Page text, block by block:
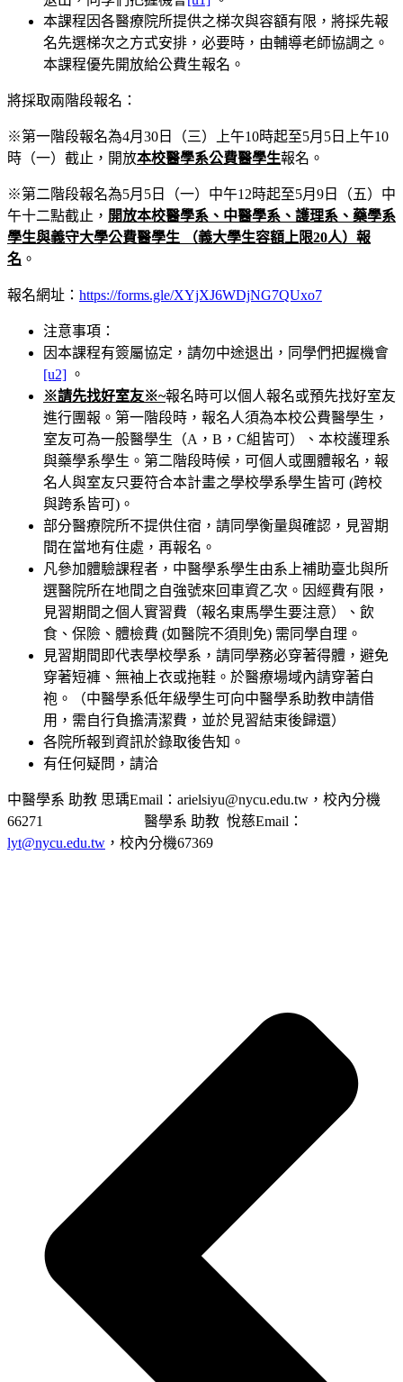
本課程因各醫療院所提供之梯次與容額有限，將採先報
名先選梯次之方式安排，必要時，由輔導老師協調之。
本課程優先開放給公費生報名。
將採取兩階段報名：
※第一階段報名為4月30日（三）上午10時起至5月5日上午10
時（一）截止，開放本校醫學系公費醫學生報名。
※第二階段報名為5月5日（一）中午12時起至5月9日（五）中
午十二點截止， 開放本校醫學系、中醫學系、護理系、藥學系
學生與義守大學公費醫學生
（義大學生容額上限20人）報
名 。
報名網址： https://forms.gle/XYjXJ6WDjNG7QUxo7
注意事項：
因本課程有簽屬協定，請勿中途退出，同學們把握機會
[u2] 。
※請先找好室友※~報名時可以個人報名或預先找好室友
進行團報。第一階段時，報名人須為本校公費醫學生，
室友可為一般醫學生（A，B，C組皆可）、本校護理系
與藥學系學生。第二階段時候，可個人或團體報名，報
名人與室友只要符合本計畫之學校學系學生皆可 (跨校
與跨系皆可)。
部分醫療院所不提供住宿，請同學衡量與確認，見習期
間在當地有住處，再報名。
凡參加體驗課程者，中醫學系學生由系上補助臺北與所
選醫院所在地間之自強號來回車資乙次。因經費有限，
見習期間之個人實習費（報名東馬學生要注意）、飲
食、保險、體檢費 (如醫院不須則免) 需同學自理。
見習期間即代表學校學系，請同學務必穿著得體，避免
穿著短褲、無袖上衣或拖鞋。於醫療場域內請穿著白
袍。（中醫學系低年級學生可向中醫學系助教申請借
用，需自行負擔清潔費，並於見習結束後歸還）
各院所報到資訊於錄取後告知。
有任何疑問，請洽
中醫學系 助教 思瑀Email：arielsiyu@nycu.edu.tw，校內分機
66271 醫學系 助教 悅慈Email：
lyt@nycu.edu.tw ，校內分機67369